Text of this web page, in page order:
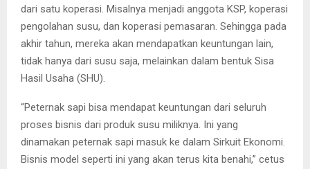
dari satu koperasi. Misalnya menjadi anggota KSP, koperasi
pengolahan susu, dan koperasi pemasaran. Sehingga pada
akhir tahun, mereka akan mendapatkan keuntungan lain,
tidak hanya dari susu saja, melainkan dalam bentuk Sisa
Hasil Usaha (SHU).
“Peternak sapi bisa mendapat keuntungan dari seluruh
proses bisnis dari produk susu miliknya. Ini yang
dinamakan peternak sapi masuk ke dalam Sirkuit Ekonomi.
Bisnis model seperti ini yang akan terus kita benahi,” cetus